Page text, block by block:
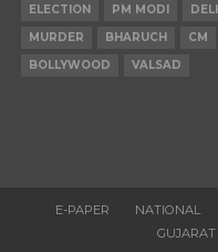
ELECTION
PM MODI
MURDER
BHARUCH CM
BOLLYWOOD
VALSAD
E-PAPER NATIONAL
GUJARAT